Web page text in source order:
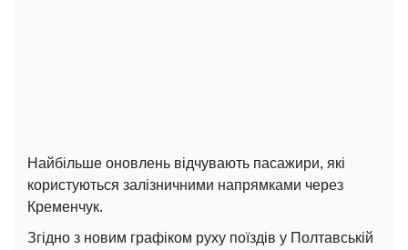
Найбільше оновлень відчувають пасажири, які
користуються залізничними напрямками через
Кременчук.
Згідно з новим графіком руху поїздів у Полтавській